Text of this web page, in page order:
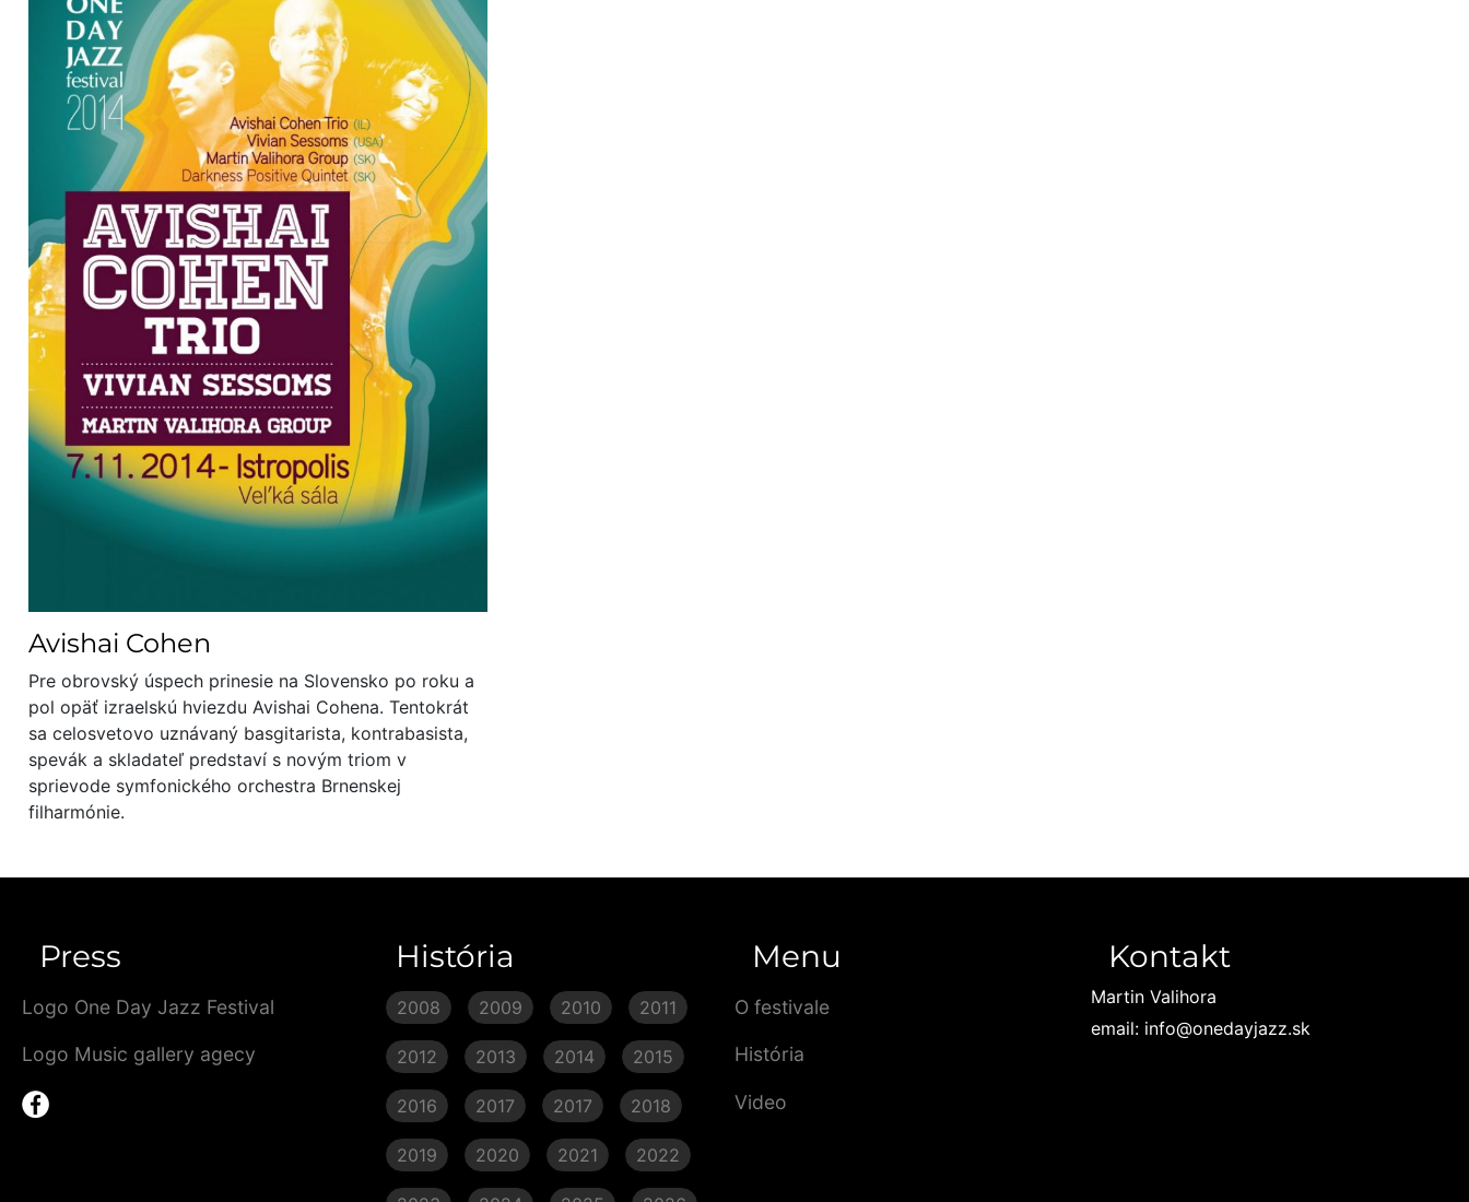
Avishai Cohen
Pre obrovský úspech prinesie na Slovensko po roku a
pol opäť izraelskú hviezdu Avishai Cohena. Tentokrát
sa celosvetovo uznávaný basgitarista, kontrabasista,
spevák a skladateľ predstaví s novým triom v
sprievode symfonického orchestra Brnenskej
filharmónie.
Press
Logo One Day Jazz Festival
Logo Music gallery agecy
História
2008 2009 2010 2011
2012 2013 2014 2015
2016 2017 2017 2018
2019 2020 2021 2022
Menu
O festivale
História
Video
Kontakt
Martin Valihora
email: info@onedayjazz.sk